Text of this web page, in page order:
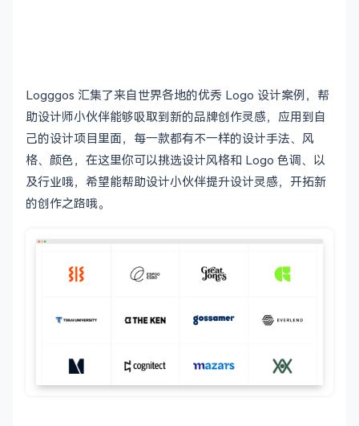
Logggos 汇集了来自世界各地的优秀 Logo 设计案例，帮
助设计师小伙伴能够吸取到新的品牌创作灵感，应用到自
己的设计项目里面，每一款都有不一样的设计手法、风
格、颜色，在这里你可以挑选设计风格和 Logo 色调、以
及行业哦，希望能帮助设计小伙伴提升设计灵感，开拓新
的创作之路哦。